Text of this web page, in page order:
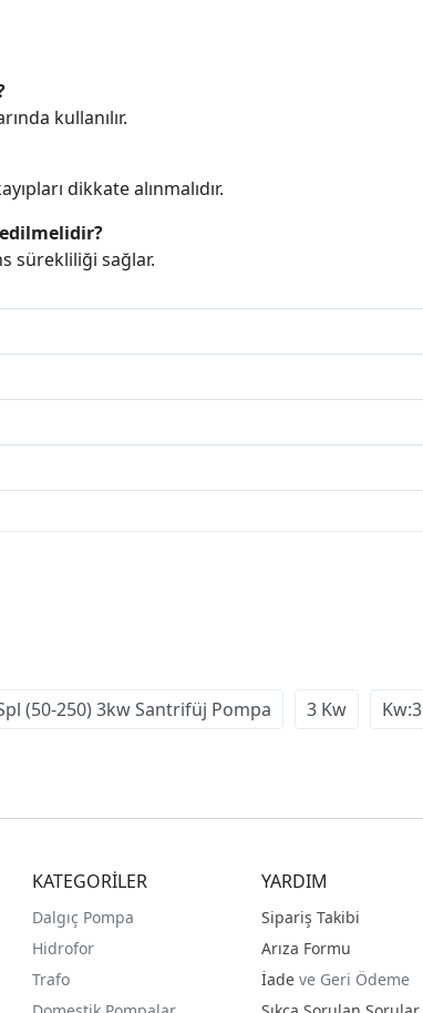
kullanılır.
dikkate alınmalıdır.
sürekliliği sağlar.
(50-250) 3kw Santrifüj Pompa 3 Kw Kw:3
KATEGORİLER
Dalgıç Pompa
Hidrofor
Trafo
YARDIM
Sipariş Takibi
Arıza Formu
İade ve Geri Ödeme